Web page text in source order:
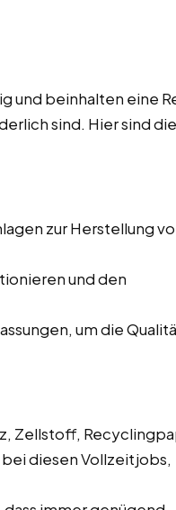
und beinhalten eine
sind. Hier sind die
zur Herstellung
und den
um die
Zellstoff,
diesen Vollzeitjobs,